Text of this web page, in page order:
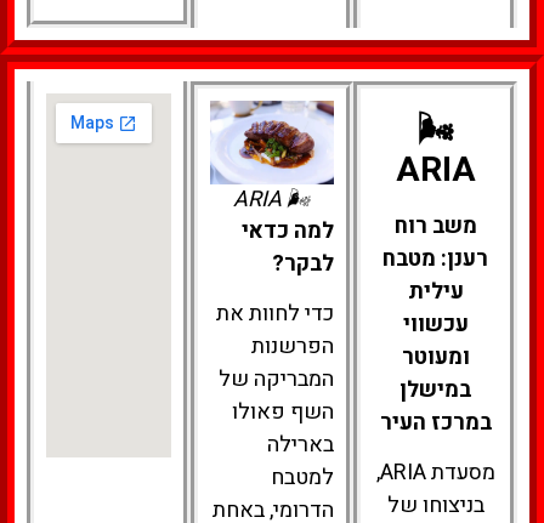
🌬️
ARIA
משב רוח
רענן: מטבח
עילית
עכשווי
ומעוטר
במישלן
במרכז העיר
מסעדת ARIA,
בניצוחו של
🌬️ ARIA
למה כדאי
לבקר?
כדי לחוות את
הפרשנות
המבריקה של
השף פאולו
בארילה
למטבח
הדרומי, באחת